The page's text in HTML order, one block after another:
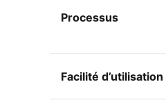
Processus
Facilité d’utilisation